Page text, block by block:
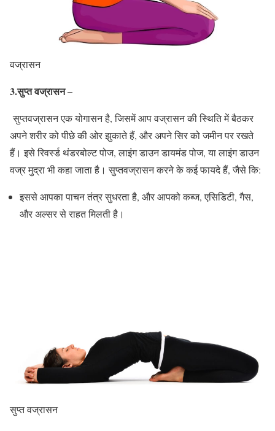
वज्रासन
3.सुप्त वज्रासन –
सुप्तवज्रासन एक योगासन है, जिसमें आप वज्रासन की स्थिति में बैठकर
अपने शरीर को पीछे की ओर झुकाते हैं, और अपने सिर को जमीन पर रखते
हैं। इसे रिवर्स्ड थंडरबोल्ट पोज, लाइंग डाउन डायमंड पोज, या लाइंग डाउन
वज्र मुद्रा भी कहा जाता है। सुप्तवज्रासन करने के कई फायदे हैं, जैसे कि:
इससे आपका पाचन तंत्र सुधरता है, और आपको कब्ज, एसिडिटी, गैस,
और अल्सर से राहत मिलती है।
सुप्त वज्रासन